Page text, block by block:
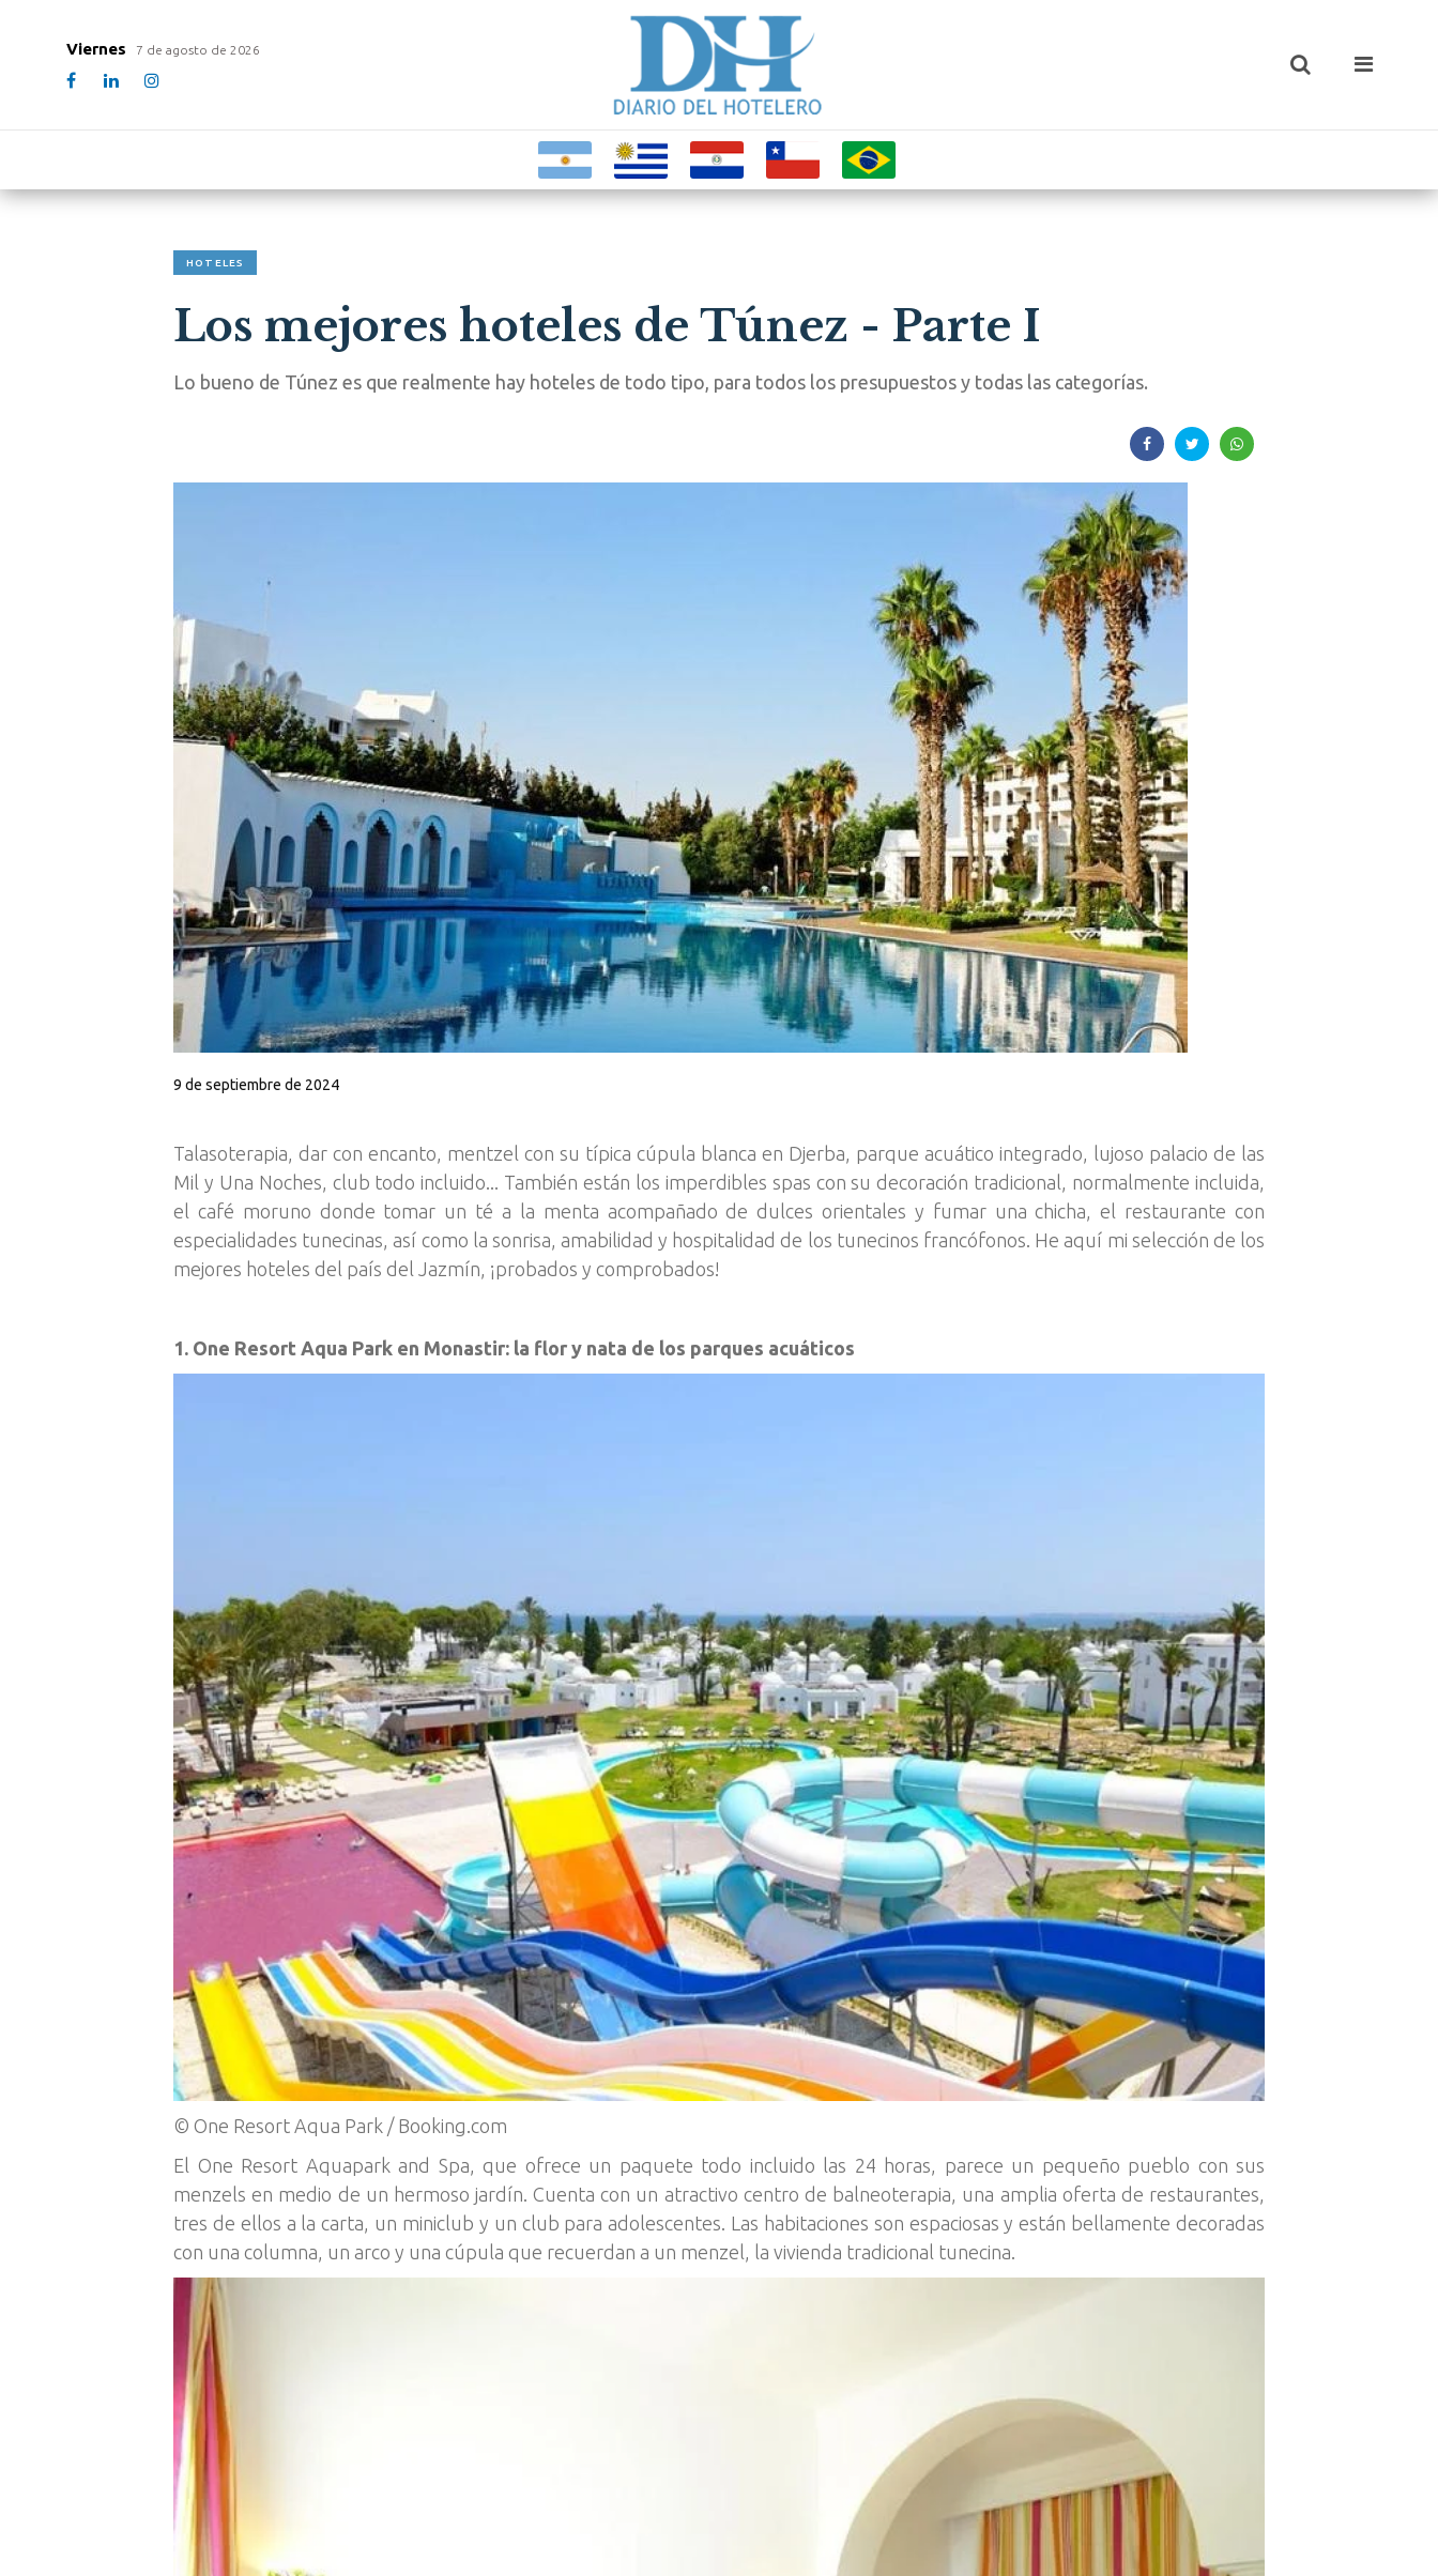
Viernes 7 de agosto de 2026
HOTELES
Los mejores hoteles de Túnez - Parte I
Lo bueno de Túnez es que realmente hay hoteles de todo tipo, para todos los presupuestos y todas las categorías.
9 de septiembre de 2024
Talasoterapia, dar con encanto, mentzel con su típica cúpula blanca en Djerba, parque acuático integrado, lujoso palacio de las
Mil y Una Noches, club todo incluido... También están los imperdibles spas con su decoración tradicional, normalmente incluida,
el café moruno donde tomar un té a la menta acompañado de dulces orientales y fumar una chicha, el restaurante con
especialidades tunecinas, así como la sonrisa, amabilidad y hospitalidad de los tunecinos francófonos. He aquí mi selección de los
mejores hoteles del país del Jazmín, ¡probados y comprobados!
1. One Resort Aqua Park en Monastir: la flor y nata de los parques acuáticos
© One Resort Aqua Park / Booking.com
El One Resort Aquapark and Spa, que ofrece un paquete todo incluido las 24 horas, parece un pequeño pueblo con sus
menzels en medio de un hermoso jardín. Cuenta con un atractivo centro de balneoterapia, una amplia oferta de restaurantes,
tres de ellos a la carta, un miniclub y un club para adolescentes. Las habitaciones son espaciosas y están bellamente decoradas
con una columna, un arco y una cúpula que recuerdan a un menzel, la vivienda tradicional tunecina.